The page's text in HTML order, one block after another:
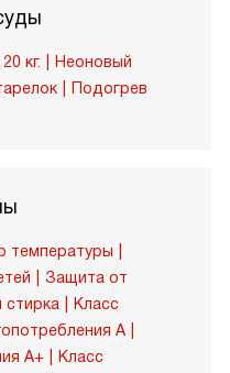
кг.
Неоновый
Подогрев
температуры
Защита от
стирка
Класс
A
A+
Класс